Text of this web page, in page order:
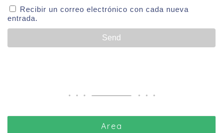
Recibir un correo electrónico con cada nueva
entrada.
Area